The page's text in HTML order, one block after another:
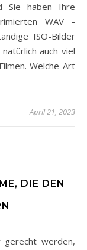
WAV -
ISO-Bilder
auch viel
Welche Art
April 21, 2023
DIE DEN
gerecht werden,